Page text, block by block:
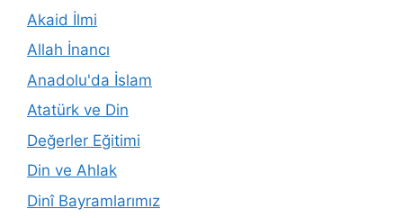
Akaid İlmi
Allah İnancı
Anadolu'da İslam
Atatürk ve Din
Değerler Eğitimi
Din ve Ahlak
Dinî Bayramlarımız